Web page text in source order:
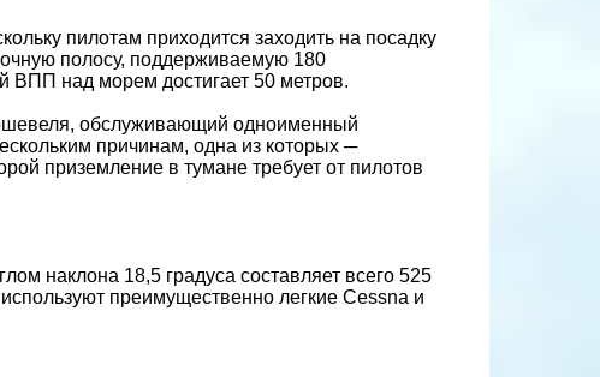
пилотам приходится заходить на посадку
полосу, поддерживаемую 180
ВПП над морем достигает 50 метров.
обслуживающий одноименный
причинам, одна из которых ─
приземление в тумане требует от пилотов
наклона 18,5 градуса составляет всего 525
преимущественно легкие Cessna и